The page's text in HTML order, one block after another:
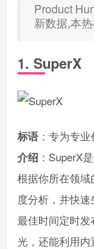
Product
新数据,本
1. SuperX
标语 ：专为专
介绍 ：SuperX
根据你所在领
度分析，并快
最佳时间定时
光，还能利用内